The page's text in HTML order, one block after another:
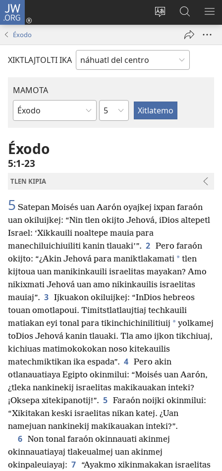
JW.ORG
Xikpatla
tlajtoli sitio
Nikan
tikpeualtis
ventana)
Xitlatemo
JW.ORG
Éxodo
XIKTLAJTOLTI IKA
MAMOTA
Amochtli
Capítulo
Éxodo
5:1-23
TLEN KIPIA
5 Satepan Moisés uan Aarón oyajkej ixpan faraón
uan okiluijkej: “Nin tlen okijto Jehová, iDios altepetl
Israel: ‘Xikkauili noaltepe mauia para
manechiluichiuiliti kanin tlauaki’”. 2 Pero faraón
okijto: “¿Akin Jehová para maniktlakamati * tlen
kijtoua uan manikinkauili israelitas mayakan? Amo
nikixmati Jehová uan amo nikinkauilis israelitas
mauiaj”. 3 Ijkuakon okiluijkej: “InDios hebreos
touan omotlapoui. Timitstlatlaujtiaj techkauili
matiakan eyi tonal para tikinchichinilitiuij * yolkamej
toDios Jehová kanin tlauaki. Tla amo ijkon tikchiuaj,
kichiuas matimokokokan noso kitekauilis
matechmiktikan ika espada”. 4 Pero akin
otlanauatiaya Egipto okinmilui: “Moisés uan Aarón,
¿tleka nankinekij israelitas makikauakan inteki?
¡Oksepa xitekipanotij!”. 5 Faraón noijki okinmilui:
“Xikitakan keski israelitas nikan katej. ¿Uan
namejuan nankinekij makikauakan inteki?”.
6 Non tonal faraón okinnauati akinmej
okinnauatiayaj tlakeualmej uan akinmej
okinpaleuiayaj: 7
“Ayakmo xikinmakakan israelitas